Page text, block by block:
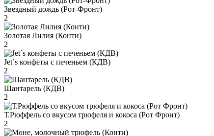
Звездный дождь (Рот-Фронт)
2
Золотая Лилия (Конти)
2
Jet`s конфеты с печеньем (КДВ)
2
Шантарель (КДВ)
2
Т.Рюффель со вкусом трюфеля и кокоса (Рот Фронт)
2